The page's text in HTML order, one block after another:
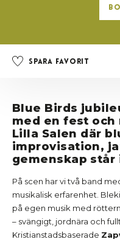
Spara favorit
Blue Birds
med en fest
Lilla Salen där
improvisation,
gemenskap står
På scen har vi två band
musikalisk erfarenhet.
på egen musik med
– svängigt, jordnära och
Kristianstadsbaserade